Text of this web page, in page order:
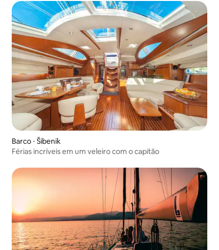
Barco ⋅ Šibenik
Férias incríveis em um veleiro com o capitão